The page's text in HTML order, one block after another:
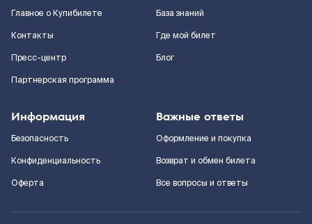
Главное о Купибилете
Контакты
Пресс-центр
Партнерская программа
База знаний
Где мой билет
Блог
Информация
Безопасность
Конфиденциальность
Оферта
Важные ответы
Оформление и покупка
Возврат и обмен билета
Все вопросы и ответы